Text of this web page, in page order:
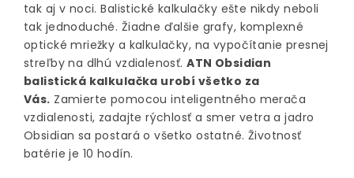
tak aj v noci. Balistické kalkulačky ešte nikdy neboli
tak jednoduché. Žiadne ďalšie grafy, komplexné
optické mriežky a kalkulačky, na vypočítanie presnej
streľby na dlhú vzdialenosť.ATN Obsidian
balistická kalkulačka urobí všetko za
Vás. Zamierte pomocou inteligentného merača
vzdialenosti, zadajte rýchlosť a smer vetra a jadro
Obsidian sa postará o všetko ostatné. Životnosť
batérie je 10 hodín.